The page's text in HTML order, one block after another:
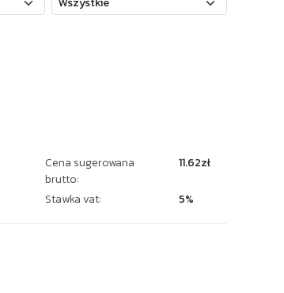
Cena sugerowana
brutto:
11.62zł
Stawka vat: 5%